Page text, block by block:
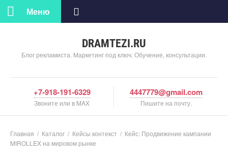
DRAMTEZI.RU
Блог рекламиста. Маркетинг под ключ. Обучение, консультации.
Меню
+7-918-191-6329
Звоните или в MAX
4447779@gmail.com
Пишите на почту.
Главная / Катало / Кейсы контекст / Кейс: Продвижение кампании
MIROLLEX на мировом рынке